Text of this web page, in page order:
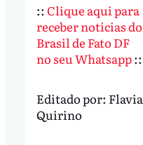
:: Clique aqui para
receber notícias do
Brasil de Fato DF
no seu Whatsapp::
Editado por: Flavia
Quirino